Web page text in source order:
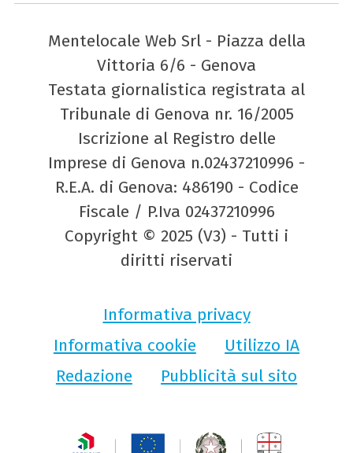
Mentelocale Web Srl - Piazza della
Vittoria 6/6 - Genova
Testata giornalistica registrata al
Tribunale di Genova nr. 16/2005
Iscrizione al Registro delle
Imprese di Genova n.02437210996 -
R.E.A. di Genova: 486190 - Codice
Fiscale / P.Iva 02437210996
Copyright © 2025 (V3) - Tutti i
diritti riservati
Informativa privacy
Informativa cookie
Utilizzo IA
Redazione
Pubblicità sul sito